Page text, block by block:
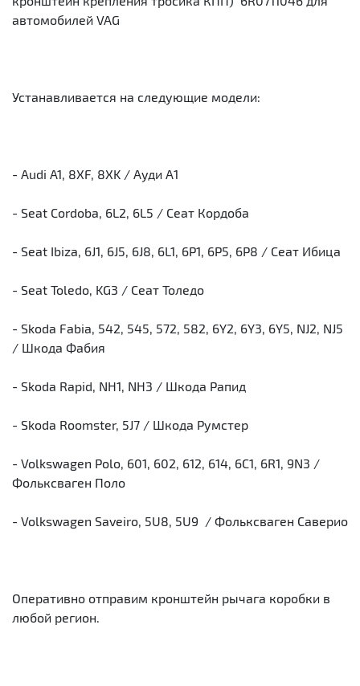
автомобилей VAG
Устанавливается на следующие модели:
- Audi A1, 8XF, 8XK / Ауди А1
- Seat Cordoba, 6L2, 6L5 / Сеат Кордоба
- Seat Ibiza, 6J1, 6J5, 6J8, 6L1, 6P1, 6P5, 6P8 / Сеат Ибица
- Seat Toledo, KG3 / Сеат Толедо
- Skoda Fabia, 542, 545, 572, 582, 6Y2, 6Y3, 6Y5, NJ2, NJ5
/ Шкода Фабия
- Skoda Rapid, NH1, NH3 / Шкода Рапид
- Skoda Roomster, 5J7 / Шкода Румстер
- Volkswagen Polo, 601, 602, 612, 614, 6C1, 6R1, 9N3 /
Фольксваген Поло
- Volkswagen Saveiro, 5U8, 5U9 / Фольксваген Саверио
Оперативно отправим кронштейн рычага коробки в
любой регион.